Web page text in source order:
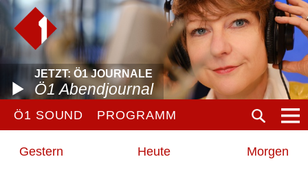
JETZT: Ö1 JOURNALE
Ö1 Abendjournal
Ö1 SOUND PROGRAMM
Gestern Heute Morgen